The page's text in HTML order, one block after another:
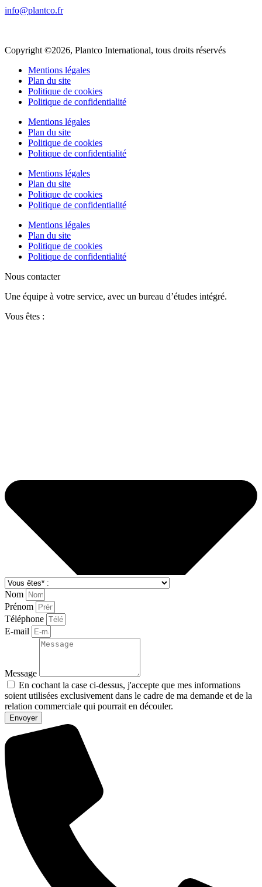
info@plantco.fr
Copyright ©2026, Plantco International, tous droits réservés
Mentions légales
Plan du site
Politique de cookies
Politique de confidentialité
Mentions légales
Plan du site
Politique de cookies
Politique de confidentialité
Mentions légales
Plan du site
Politique de cookies
Politique de confidentialité
Mentions légales
Plan du site
Politique de cookies
Politique de confidentialité
Nous contacter
Une équipe à votre service, avec un bureau d’études intégré.
Vous êtes :
Nom
Prénom
Téléphone
E-mail
Message
En cochant la case ci-dessus, j'accepte que mes informations
soient utilisées exclusivement dans le cadre de ma demande et de la
relation commerciale qui pourrait en découler.
Envoyer